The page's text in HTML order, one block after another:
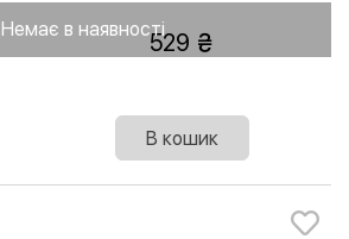
Немає в наявності529
В кошик